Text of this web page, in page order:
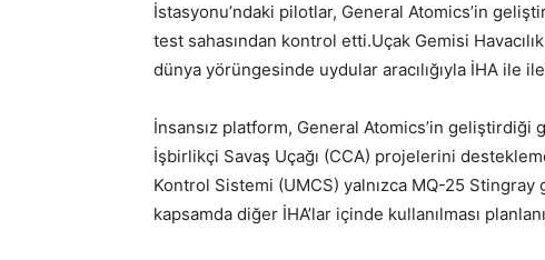
İstasyonu’ndaki pilotlar, General Atomics’in
test sahasından kontrol etti.Uçak Gemisi
dünya yörüngesinde uydular aracılığıyla İHA ile
İnsansız platform, General Atomics’in geliştirdiği
İşbirlikçi Savaş Uçağı (CCA) projelerini
Kontrol Sistemi (UMCS) yalnızca MQ-25
kapsamda diğer İHA’lar içinde kullanılması